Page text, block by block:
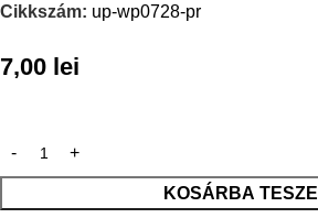
Cikkszám: up-wp0728-pr
7,00 lei
KOSÁRBA